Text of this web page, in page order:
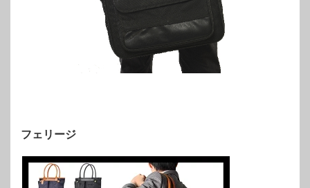
フェリージ